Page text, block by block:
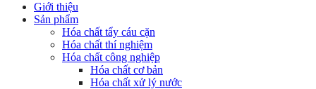
Giới thiệu
Sản phẩm
Hóa chất tẩy cáu cặn
Hóa chất thí nghiệm
Hóa chất công nghiệp
Hóa chất cơ bản
Hóa chất xử lý nước